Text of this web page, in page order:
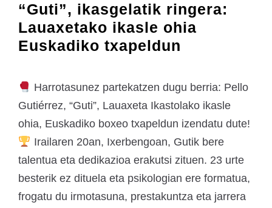
“Guti”, ikasgelatik ringera:
Lauaxetako ikasle ohia
Euskadiko txapeldun
Harrotasunez partekatzen dugu berria: Pello
Gutiérrez, “Guti”, Lauaxeta Ikastolako ikasle
ohia, Euskadiko boxeo txapeldun izendatu dute!
Irailaren 20an, Ixerbengoan, Gutik bere
talentua eta dedikazioa erakutsi zituen. 23 urte
besterik ez dituela eta psikologian ere formatua,
frogatu du irmotasuna, prestakuntza eta jarrera